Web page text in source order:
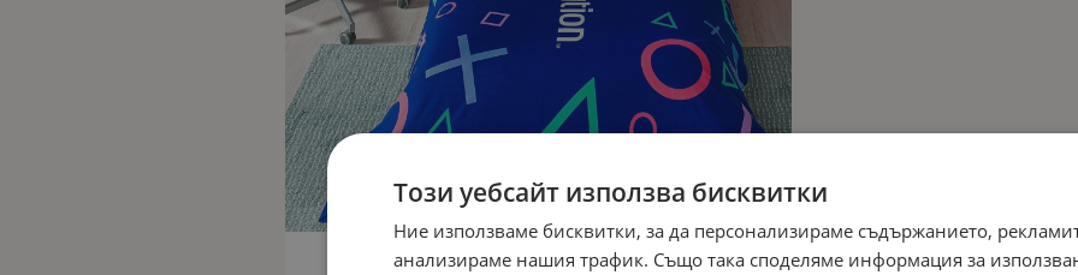
Този уебсайт използва бисквитки
Ние използваме бисквитки, за да персонализираме съдържанието,
анализираме нашия трафик. Също така споделяме информация за